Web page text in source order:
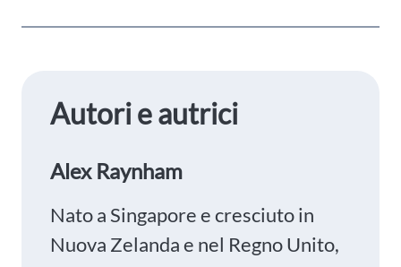
Autori e autrici
Alex Raynham
Nato a Singapore e cresciuto in
Nuova Zelanda e nel Regno Unito,